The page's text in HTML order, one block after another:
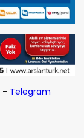
- Telegram